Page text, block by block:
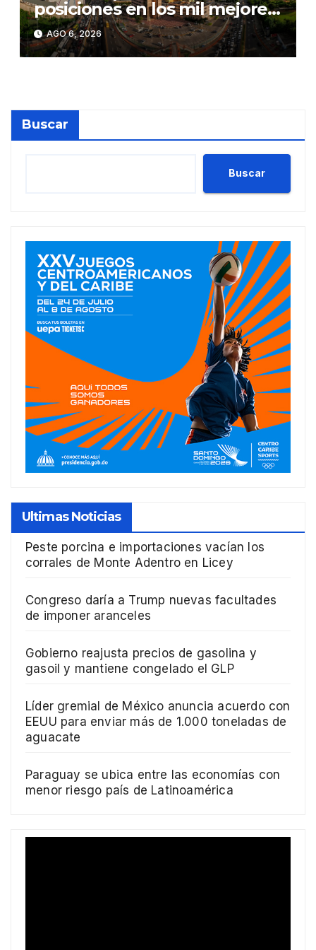
posiciones en los mil mejores
bancos del mundo
AGO 6, 2026
Buscar
Buscar
Ultimas Noticias
Peste porcina e importaciones vacían los
corrales de Monte Adentro en Licey
Congreso daría a Trump nuevas facultades
de imponer aranceles
Gobierno reajusta precios de gasolina y
gasoil y mantiene congelado el GLP
Líder gremial de México anuncia acuerdo con
EEUU para enviar más de 1.000 toneladas de
aguacate
Paraguay se ubica entre las economías con
menor riesgo país de Latinoamérica